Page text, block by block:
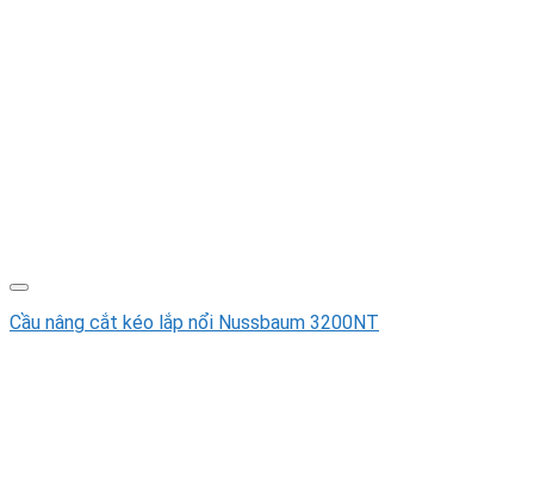
Cầu nâng cắt kéo lắp nổi Nussbaum 3200NT